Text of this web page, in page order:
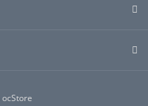
ocStore